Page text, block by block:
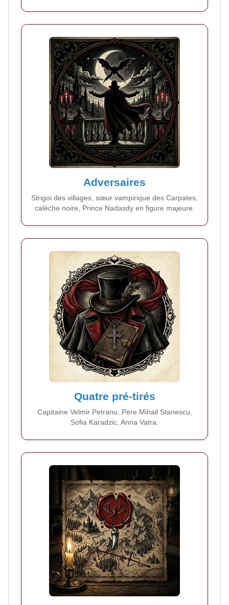
Adversaires
Strigoi des villages, sœur vampirique des Carpates,
calèche noire, Prince Nadasdy en figure majeure.
Quatre pré-tirés
Capitaine Velmir Petranu, Père Mihail Stanescu,
Sofia Karadzic, Anna Vatra.